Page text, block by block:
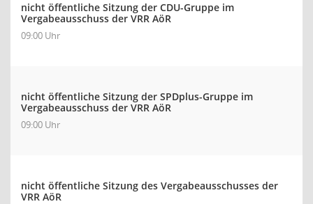
nicht öffentliche Sitzung der CDU-Gruppe im
Vergabeausschuss der VRR AöR
09:00 Uhr
nicht öffentliche Sitzung der SPDplus-Gruppe im
Vergabeausschuss der VRR AöR
09:00 Uhr
nicht öffentliche Sitzung des Vergabeausschusses der
VRR AöR